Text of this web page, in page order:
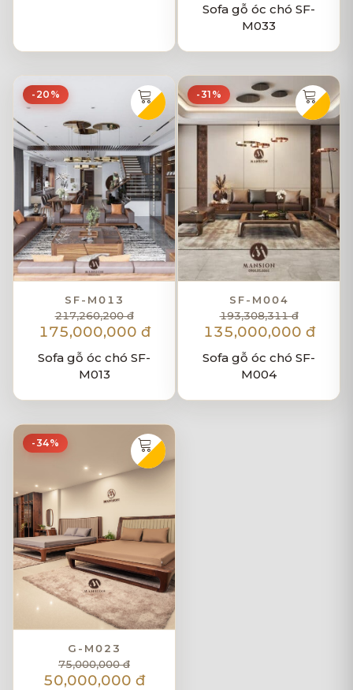
Sofa gỗ óc chó SF-
M033
-20%
SF-M013
217,260,200 đ
175,000,000 đ
Sofa gỗ óc chó SF-
M013
-31%
SF-M004
193,308,311 đ
135,000,000 đ
Sofa gỗ óc chó SF-
M004
-34%
G-M023
75,000,000 đ
50,000,000 đ